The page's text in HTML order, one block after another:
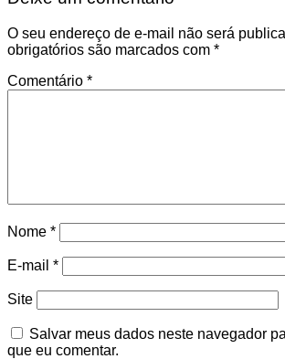
O seu endereço de e-mail não será
obrigatórios são marcados com *
Comentário *
Nome *
E-mail *
Site
Salvar meus dados neste navegador
que eu comentar.